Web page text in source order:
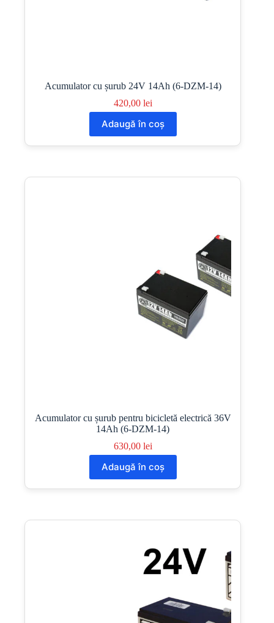
Acumulator cu șurub 24V 14Ah (6-DZM-14)
420,00 lei
Adaugă în coș
Acumulator cu șurub pentru bicicletă electrică 36V
14Ah (6-DZM-14)
630,00 lei
Adaugă în coș